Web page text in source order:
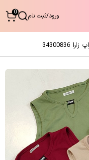
ورود/ثبت نام 0
34300836